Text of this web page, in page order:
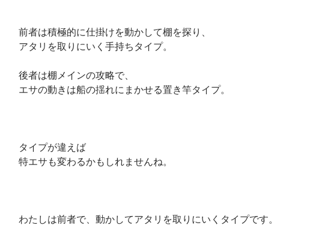
前者は積極的に仕掛けを動かして棚を探り、
アタリを取りにいく手持ちタイプ。
後者は棚メインの攻略で、
エサの動きは船の揺れにまかせる置き竿タイプ。
タイプが違えば
特エサも変わるかもしれませんね。
わたしは前者で、動かしてアタリを取りにいくタイプです。